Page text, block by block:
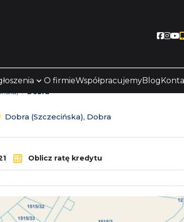
O firmieWspółpracujemyBlog
Dobra
Dobra (Szczecińska), Dobra
Oblicz ratę kredytu